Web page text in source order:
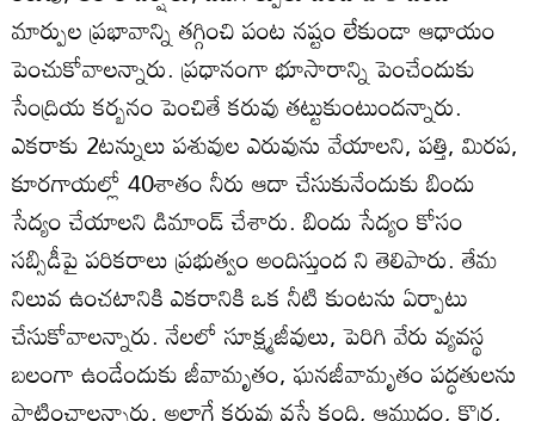
మార్పుల ప్రభావాన్ని తగ్గించి పంట నష్టం లేకుండా ఆధాయం
పెంచుకోవాలన్నారు. ప్రధానంగా భూసారాన్ని పెంచేందుకు
సేంద్రియ కర్బనం పెంచితే కరువు తట్టుకుంటుందన్నారు.
ఎకరాకు 2టన్నులు పశువుల ఎరువును వేయాలని, పత్తి, మిరప,
కూరగాయల్లో 40శాతం నీరు ఆదా చేసుకునేందుకు బిందు
సేద్యం చేయాలని డిమాండ్‌ చేశారు. బిందు సేద్యం కోసం
సబ్సిడీపై పరికరాలు ప్రభుత్వం అందిస్తుంద ని తెలిపారు. తేమ
నిలువ ఉంచటానికి ఎకరానికి ఒక నీటి కుంటను ఏర్పాటు
చేసుకోవాలన్నారు. నేలలో సూక్ష్మజీవులు, పెరిగి వేరు వ్యవస్థ
బలంగా ఉండేందుకు జీవామృతం, ఘనజీవామృతం పద్ధతులను